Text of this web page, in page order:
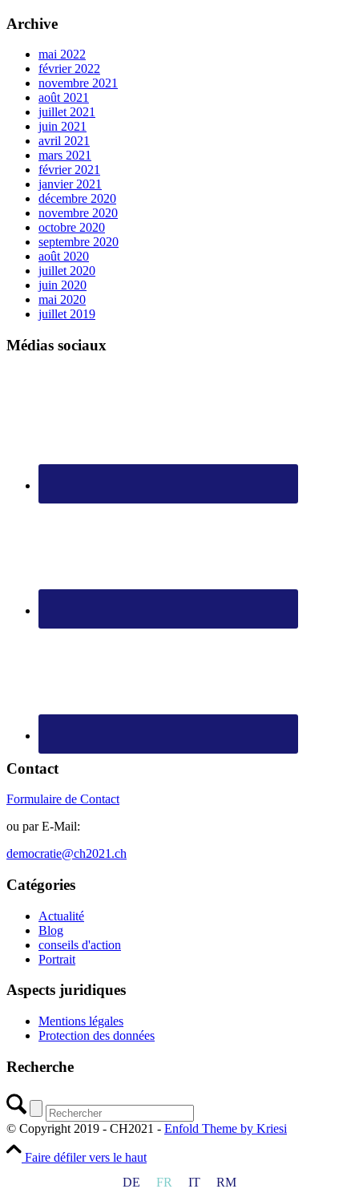
Archive
mai 2022
février 2022
novembre 2021
août 2021
juillet 2021
juin 2021
avril 2021
mars 2021
février 2021
janvier 2021
décembre 2020
novembre 2020
octobre 2020
septembre 2020
août 2020
juillet 2020
juin 2020
mai 2020
juillet 2019
Médias sociaux
Contact
Formulaire de Contact
ou par E-Mail:
democratie@ch2021.ch
Catégories
Actualité
Blog
conseils d'action
Portrait
Aspects juridiques
Mentions légales
Protection des données
Recherche
© Copyright 2019 - CH2021 - Enfold Theme by Kriesi
Faire défiler vers le haut
DE
FR IT RM